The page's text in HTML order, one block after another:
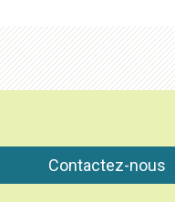
Contactez-nous